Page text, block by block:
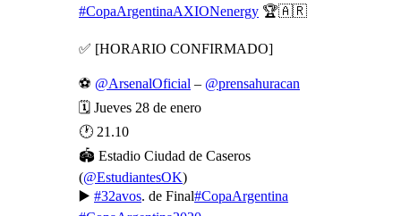
#CopaArgentinaAXIONenergy 🏆🇦🇷
✅ [HORARIO CONFIRMADO]
⚽ @ArsenalOficial – @prensahuracan
🗓️ Jueves 28 de enero
🕐 21.10
🏟️ Estadio Ciudad de Caseros
(@EstudiantesOK)
▶️ #32avos. de Final#CopaArgentina